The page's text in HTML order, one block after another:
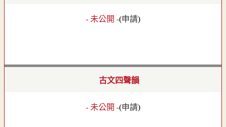
- 未公開 -(申請)
古文四聲韻
- 未公開 -(申請)